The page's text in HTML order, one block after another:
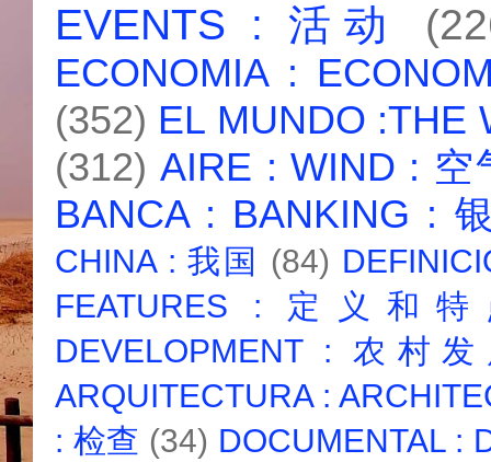
EVENTS : 活动
ECONOMIA :
(352) EL MUNDO :THE
(312) AIRE : WIND : 空
BANCA : BANKING :
CHINA : 我国 (84)
FEATURES : 定义和
DEVELOPMENT : 农村
ARQUITECTURA :
: 检查 (34) DOCUMENTAL :